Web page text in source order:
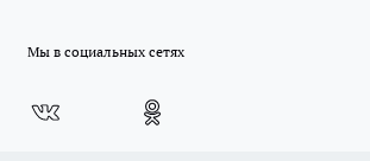
Мы в социальных сетях